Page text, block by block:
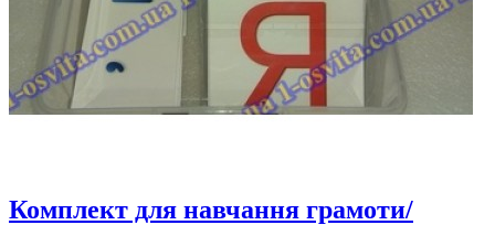
Комплект для навчання грамоти/